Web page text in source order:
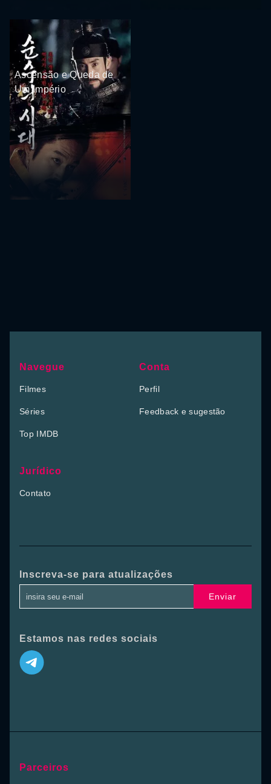
Ascensão e Queda de
Um Império
Navegue
Filmes
Séries
Top IMDB
Conta
Perfil
Feedback e sugestão
Jurídico
Contato
Inscreva-se para atualizações
Enviar
Estamos nas redes sociais
Parceiros